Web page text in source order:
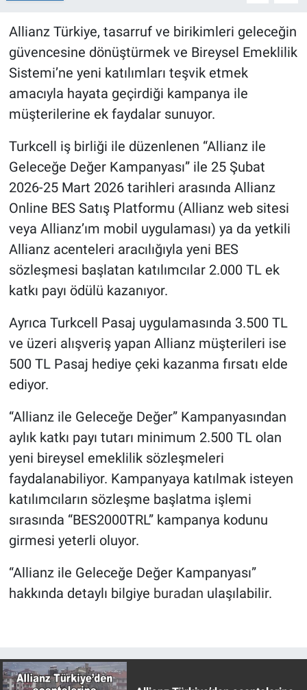
Allianz Türkiye, tasarruf ve birikimleri geleceğin
güvencesine dönüştürmek ve Bireysel Emeklilik
Sistemi’ne yeni katılımları teşvik etmek
amacıyla hayata geçirdiği kampanya ile
müşterilerine ek faydalar sunuyor.
Turkcell iş birliği ile düzenlenen “Allianz ile
Geleceğe Değer Kampanyası” ile 25 Şubat
2026-25 Mart 2026 tarihleri arasında Allianz
Online BES Satış Platformu (Allianz web sitesi
veya Allianz’ım mobil uygulaması) ya da yetkili
Allianz acenteleri aracılığıyla yeni BES
sözleşmesi başlatan katılımcılar 2.000 TL ek
katkı payı ödülü kazanıyor.
Ayrıca Turkcell Pasaj uygulamasında 3.500 TL
ve üzeri alışveriş yapan Allianz müşterileri ise
500 TL Pasaj hediye çeki kazanma fırsatı elde
ediyor.
“Allianz ile Geleceğe Değer” Kampanyasından
aylık katkı payı tutarı minimum 2.500 TL olan
yeni bireysel emeklilik sözleşmeleri
faydalanabiliyor. Kampanyaya katılmak isteyen
katılımcıların sözleşme başlatma işlemi
sırasında “BES2000TRL” kampanya kodunu
girmesi yeterli oluyor.
“Allianz ile Geleceğe Değer Kampanyası”
hakkında detaylı bilgiye buradan ulaşılabilir.